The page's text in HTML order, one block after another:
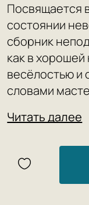
Посвящается
состоянии
сборник
как в хорошей
весёлостью и
словами
«Вселенная
Землю.
5 причин
Читать далее